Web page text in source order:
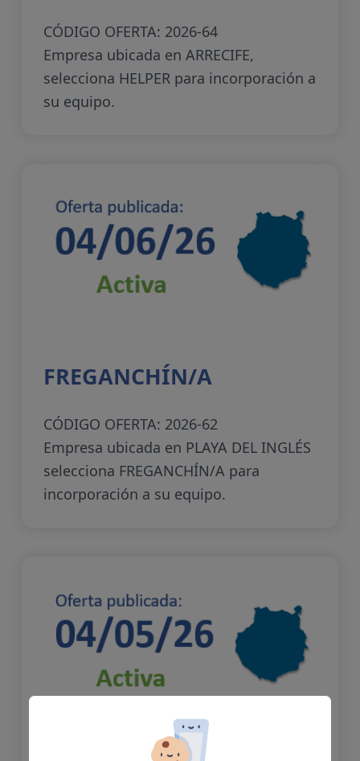
CÓDIGO OFERTA: 2026-64
Empresa ubicada en ARRECIFE,
selecciona HELPER para incorporación a
su equipo.
FREGANCHÍN/A
CÓDIGO OFERTA: 2026-62
Empresa ubicada en PLAYA DEL INGLÉS
selecciona FREGANCHÍN/A para
incorporación a su equipo.